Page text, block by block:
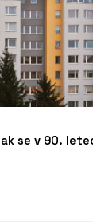
se v 90.